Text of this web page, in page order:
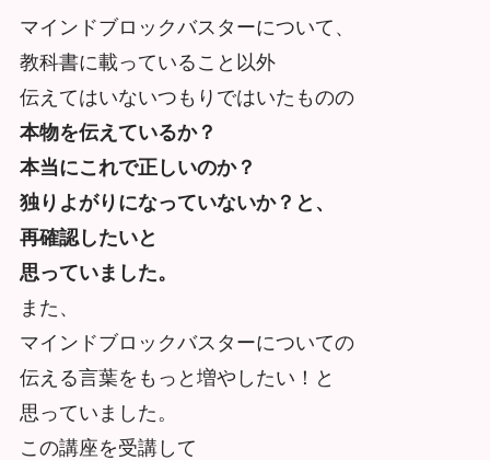
マインドブロックバスターについて、
教科書に載っていること以外
伝えてはいないつもりではいたものの
本物を伝えているか？
本当にこれで正しいのか？
独りよがりになっていないか？と、
再確認したいと
思っていました。
また、
マインドブロックバスターについての
伝える言葉をもっと増やしたい！と
思っていました。
この講座を受講して